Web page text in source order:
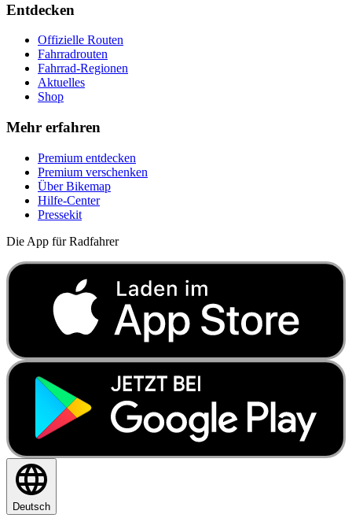
Entdecken
Offizielle Routen
Fahrradrouten
Fahrrad-Regionen
Aktuelles
Shop
Mehr erfahren
Premium entdecken
Premium verschenken
Über Bikemap
Hilfe-Center
Pressekit
Die App für Radfahrer
Deutsch